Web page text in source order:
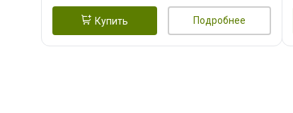
Купить Подробнее